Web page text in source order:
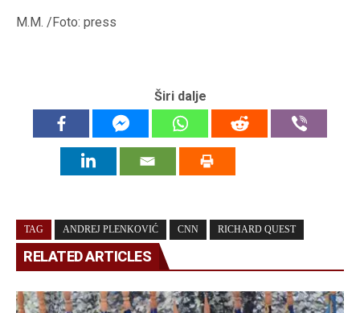
M.M. /Foto: press
Širi dalje
TAG ANDREJ PLENKOVIĆ CNN RICHARD QUEST
RELATED ARTICLES